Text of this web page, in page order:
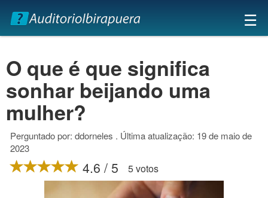
×
☰
O que é que significa
sonhar beijando uma
mulher?
Perguntado por: ddorneles . Última atualização: 19 de maio de
2023
4.6 / 5 5 votos